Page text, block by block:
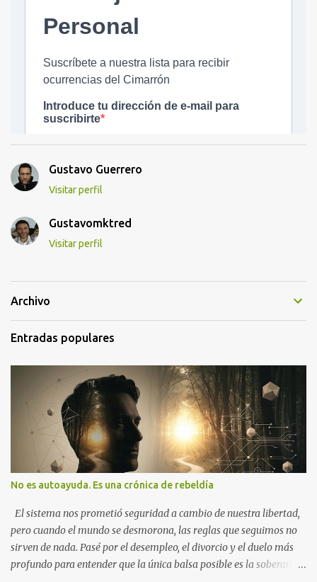
Gustavo Guerrero
Visitar perfil
Gustavomktred
Visitar perfil
Archivo
Entradas populares
No es autoayuda. Es una crónica de rebeldía
El sistema nos prometió seguridad a cambio de nuestra libertad,
pero cuando el mundo se desmorona, las reglas que seguimos no
sirven de nada. Pasé por el desempleo, el divorcio y el duelo más
profundo para entender que la única balsa posible es la soberanía